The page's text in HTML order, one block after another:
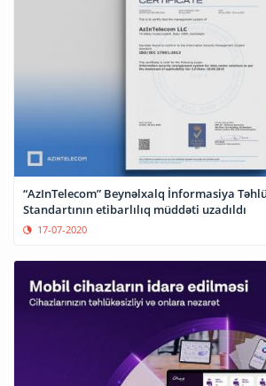
“AzInTelecom” Beynəlxalq İnformasiya
Standartının etibarlılıq müddəti uzadıldı
17-07-2020